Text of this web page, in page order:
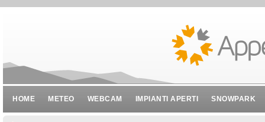
HOME METEO WEBCAM IMPIANTI APERTI SNOWPARK